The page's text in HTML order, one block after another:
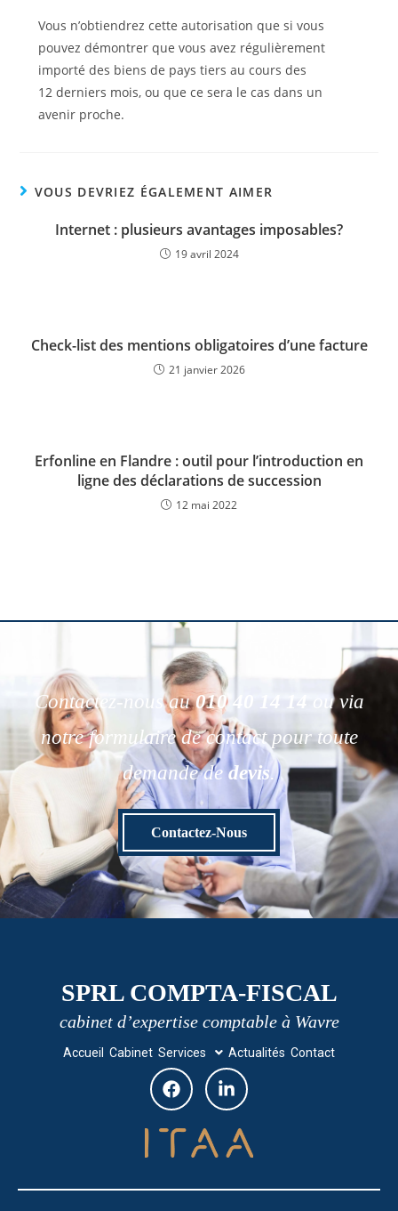
Vous n’obtiendrez cette autorisation que si vous
pouvez démontrer que vous avez régulièrement
importé des biens de pays tiers au cours des
12 derniers mois, ou que ce sera le cas dans un
avenir proche.
VOUS DEVRIEZ ÉGALEMENT AIMER
Internet : plusieurs avantages imposables?
19 avril 2024
Check-list des mentions obligatoires d’une facture
21 janvier 2026
Erfonline en Flandre : outil pour l’introduction en
ligne des déclarations de succession
12 mai 2022
Contactez-nous au010 40 14 14
ou via
notre formulaire de contact pour toute
demande de devis.
Contactez-Nous
SPRL COMPTA-FISCAL
cabinet d’expertise comptable à Wavre
Accueil Cabinet Services Actualités Contact